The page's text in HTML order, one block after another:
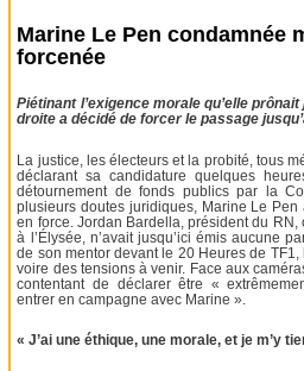
Marine Le Pen condamnée
forcenée
Piétinant l’exigence morale qu’elle
droite a décidé de forcer le passage
La justice, les électeurs et la probité, tous
déclarant sa candidature quelques
détournement de fonds publics par la
plusieurs doutes juridiques, Marine Le
en force. Jordan Bardella, président du
à l’Élysée, n’avait jusqu’ici émis aucune
de son mentor devant le 20 Heures de
voire des tensions à venir. Face aux
contentant de déclarer être «
entrer en campagne avec Marine ».
« J’ai une éthique, une morale, et je m’y